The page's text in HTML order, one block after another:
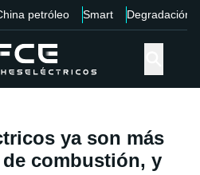
petróleo Smart Degradación
ya son más
combustión, y